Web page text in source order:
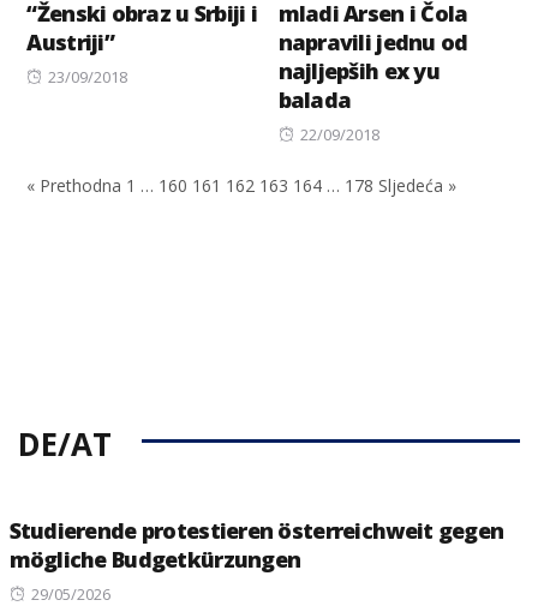
“Ženski obraz u Srbiji i
Austriji”
Posted
23/09/2018
mladi Arsen i Čola
napravili jednu od
najljepših ex yu
balada
Posted
22/09/2018
« Prethodna 1 … 160 161 162 163 164 … 178 Sljedeća »
DE/AT
Studierende protestieren österreichweit gegen
mögliche Budgetkürzungen
Posted
29/05/2026